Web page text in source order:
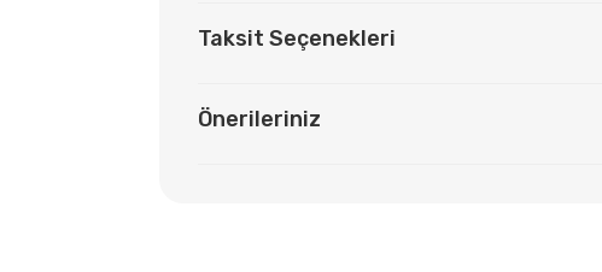
Taksit Seçenekleri
Önerileriniz